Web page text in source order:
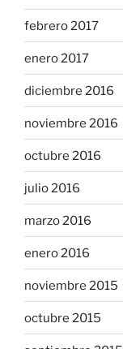
febrero 2017
enero 2017
diciembre 2016
noviembre 2016
octubre 2016
julio 2016
marzo 2016
enero 2016
noviembre 2015
octubre 2015